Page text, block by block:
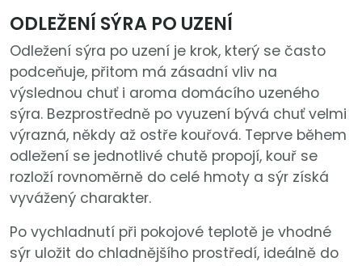
ODLEŽENÍ SÝRA PO UZENÍ
Odležení sýra po uzení je krok, který se často
podceňuje, přitom má zásadní vliv na
výslednou chuť i aroma domácího uzeného
sýra. Bezprostředně po vyuzení bývá chuť velmi
výrazná, někdy až ostře kouřová. Teprve během
odležení se jednotlivé chutě propojí, kouř se
rozloží rovnoměrně do celé hmoty a sýr získá
vyvážený charakter.
Po vychladnutí při pokojové teplotě je vhodné
sýr uložit do chladnějšího prostředí, ideálně do